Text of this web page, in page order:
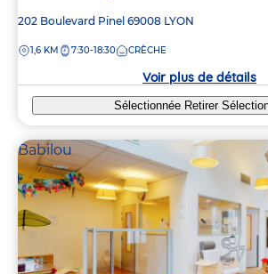
Adresse
la
202 Boulevard Pinel 69008 LYON
DISTANCE
1,6 KM 7:30-18:30 CRÈCHE
Voir plus de détails
Sélectionnée Retirer
Babilou